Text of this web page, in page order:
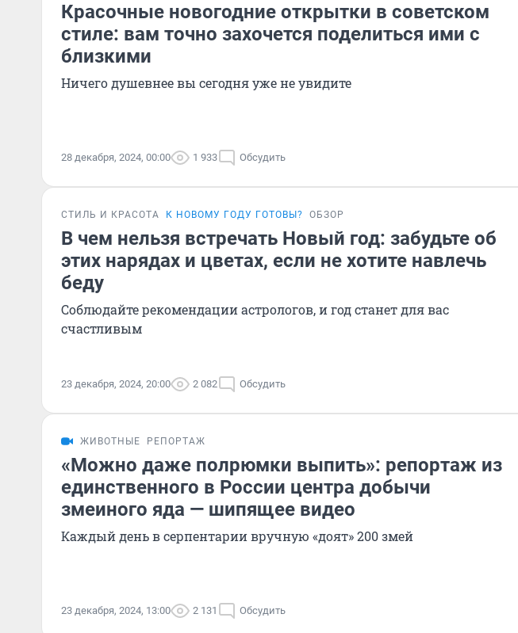
Красочные новогодние открытки в советском
стиле: вам точно захочется поделиться ими с
близкими
Ничего душевнее вы сегодня уже не увидите
28 декабря, 2024, 00:00 1 933 Обсудить
СТИЛЬ И КРАСОТА К НОВОМУ ГОДУ ГОТОВЫ? ОБЗОР
В чем нельзя встречать Новый год: забудьте об
этих нарядах и цветах, если не хотите навлечь
беду
Соблюдайте рекомендации астрологов, и год станет для вас
счастливым
23 декабря, 2024, 20:00 2 082 Обсудить
ЖИВОТНЫЕ РЕПОРТАЖ
«Можно даже полрюмки выпить»: репортаж из
единственного в России центра добычи
змеиного яда — шипящее видео
Каждый день в серпентарии вручную «доят» 200 змей
23 декабря, 2024, 13:00 2 131 Обсудить